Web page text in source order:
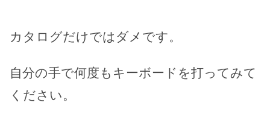
カタログだけではダメです。
自分の手で何度もキーボードを打ってみて
ください。